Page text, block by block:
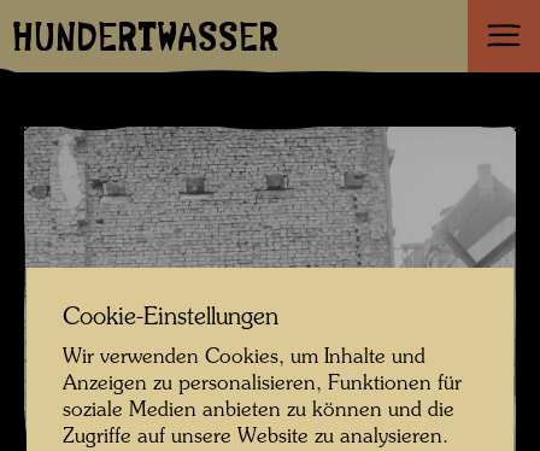
HUNDERTWASSER
Cookie-Einstellungen
Wir verwenden Cookies, um Inhalte und
Anzeigen zu personalisieren, Funktionen für
soziale Medien anbieten zu können und die
Zugriffe auf unsere Website zu analysieren.